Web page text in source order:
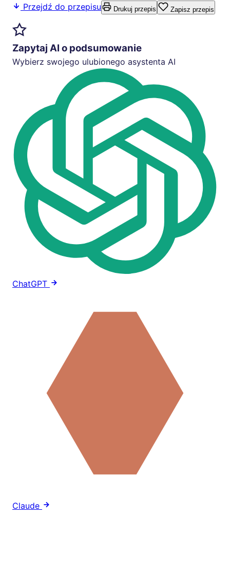
Przejdź do przepisu Drukuj przepis Zapisz przepis
Zapytaj AI o podsumowanie
Wybierz swojego ulubionego asystenta AI
ChatGPT
Claude